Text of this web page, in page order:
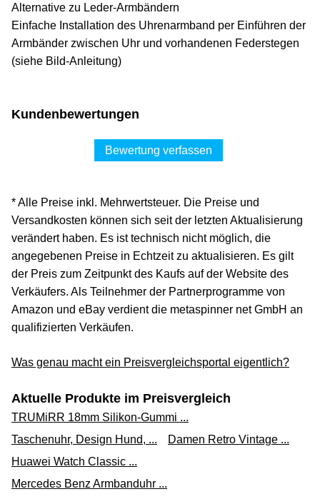
Alternative zu Leder-Armbändern
Einfache Installation des Uhrenarmband per Einführen der
Armbänder zwischen Uhr und vorhandenen Federstegen
(siehe Bild-Anleitung)
Kundenbewertungen
Bewertung verfassen
* Alle Preise inkl. Mehrwertsteuer. Die Preise und
Versandkosten können sich seit der letzten Aktualisierung
verändert haben. Es ist technisch nicht möglich, die
angegebenen Preise in Echtzeit zu aktualisieren. Es gilt
der Preis zum Zeitpunkt des Kaufs auf der Website des
Verkäufers. Als Teilnehmer der Partnerprogramme von
Amazon und eBay verdient die metaspinner net GmbH an
qualifizierten Verkäufen.
Was genau macht ein Preisvergleichsportal eigentlich?
Aktuelle Produkte im Preisvergleich
TRUMiRR 18mm Silikon-Gummi ...
Taschenuhr, Design Hund, ...
Damen Retro Vintage ...
Huawei Watch Classic ...
Mercedes Benz Armbanduhr ...